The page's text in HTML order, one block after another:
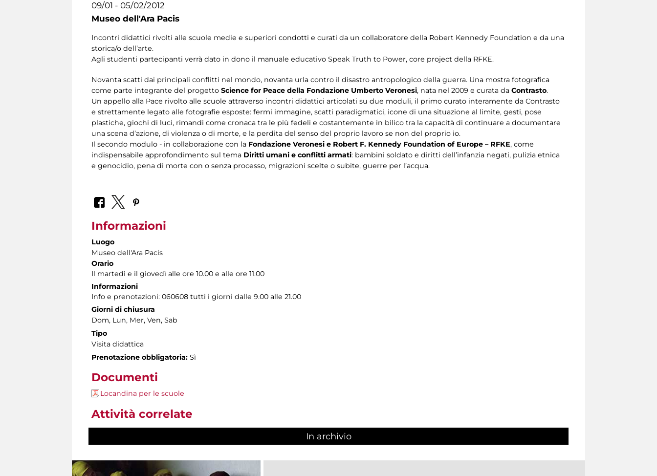
09/01 - 05/02/2012
Museo dell'Ara Pacis
Incontri didattici rivolti alle scuole medie e superiori condotti e curati da un collaboratore della Robert Kennedy Foundation e da una
storica/o dell’arte.
Agli studenti partecipanti verrà dato in dono il manuale educativo Speak Truth to Power, core project della RFKE.
Novanta scatti dai principali conflitti nel mondo, novanta urla contro il disastro antropologico della guerra. Una mostra fotografica
come parte integrante del progetto Science for Peace della Fondazione Umberto Veronesi, nata nel 2009 e curata da Contrasto.
Un appello alla Pace rivolto alle scuole attraverso incontri didattici articolati su due moduli, il primo curato interamente da Contrasto
e strettamente legato alle fotografie esposte: fermi immagine, scatti paradigmatici, icone di una situazione al limite, gesti, pose
plastiche, giochi di luci, rimandi come cronaca tra le più fedeli e costantemente in bilico tra la capacità di continuare a documentare
una scena d’azione, di violenza o di morte, e la perdita del senso del proprio lavoro se non del proprio io.
Il secondo modulo - in collaborazione con la Fondazione Veronesi e Robert F. Kennedy Foundation of Europe – RFKE, come
indispensabile approfondimento sul tema Diritti umani e conflitti armati: bambini soldato e diritti dell’infanzia negati, pulizia etnica
e genocidio, pena di morte con o senza processo, migrazioni scelte o subite, guerre per l’acqua.
Informazioni
Luogo
Museo dell'Ara Pacis
Orario
Il martedì e il giovedì alle ore 10.00 e alle ore 11.00
Informazioni
Info e prenotazioni: 060608 tutti i giorni dalle 9.00 alle 21.00
Giorni di chiusura
Dom, Lun, Mer, Ven, Sab
Tipo
Visita didattica
Prenotazione obbligatoria: Sì
Documenti
Locandina per le scuole
Attività correlate
In archivio